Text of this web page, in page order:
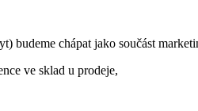
budeme chápat jako součást
ve sklad u prodeje,